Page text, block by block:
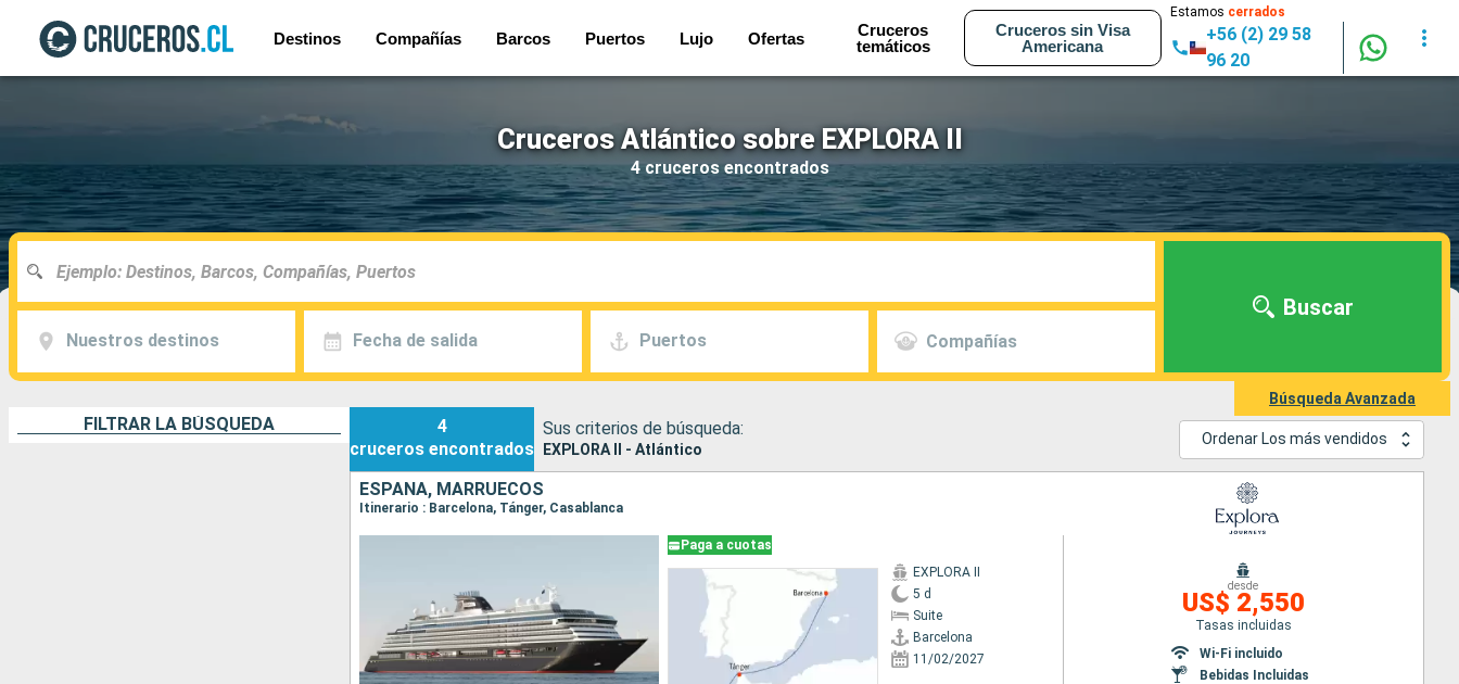
Destinos Compañías Barcos Puertos Lujo Ofertas
Cruceros
temáticos
Cruceros sin Visa
Americana
Estamos cerrados
+56 (2) 29 58
96 20
Cruceros Atlántico sobre EXPLORA II
4 cruceros encontrados
Nuestros destinos Fecha de salida Puertos Compañías
Buscar
Búsqueda Avanzada
FILTRAR LA BÚSQUEDA
4
cruceros encontrados
Sus criterios de búsqueda:
EXPLORA II - Atlántico
Ordenar Los más vendidos
ESPAÑA, MARRUECOS
Itinerario : Barcelona, Tánger, Casablanca
Paga a cuotas
EXPLORA II
5 d
Suite
Barcelona
11/02/2027
desde
US$ 2,550
Tasas incluidas
Wi-Fi incluido
Bebidas Incluidas